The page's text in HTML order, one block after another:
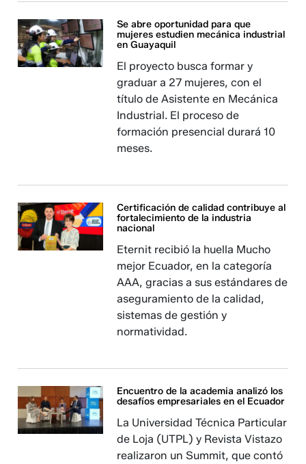
Se abre oportunidad para que
mujeres estudien mecánica industrial
en Guayaquil
El proyecto busca formar y
graduar a 27 mujeres, con el
título de Asistente en Mecánica
Industrial. El proceso de
formación presencial durará 10
meses.
Certificación de calidad contribuye al
fortalecimiento de la industria
nacional
Eternit recibió la huella Mucho
mejor Ecuador, en la categoría
AAA, gracias a sus estándares de
aseguramiento de la calidad,
sistemas de gestión y
normatividad.
Encuentro de la academia analizó los
desafíos empresariales en el Ecuador
La Universidad Técnica Particular
de Loja (UTPL) y Revista Vistazo
realizaron un Summit, que contó